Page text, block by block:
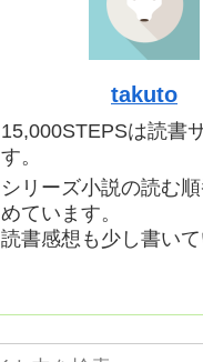
takuto
15,000STEPSは読書
す。
シリーズ小説の読む
めています。
読書感想も少し書いて